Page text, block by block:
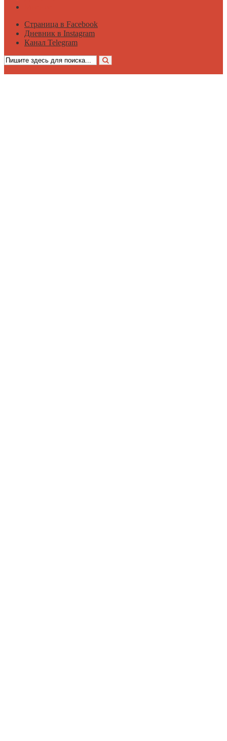
Страница в Facebook
Дневник в Instagram
Канал Telegram